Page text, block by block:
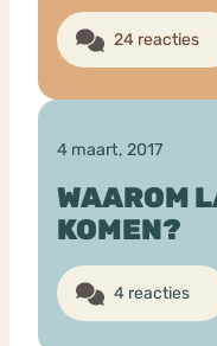
24 reacties
4 maart, 2017
WAAROM
KOMEN?
4 reacties